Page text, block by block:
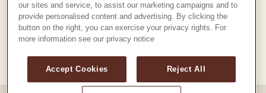
our sites and service, to assist our marketing campaigns and to
provide personalised content and advertising. By clicking the
button on the right, you can exercise your privacy rights. For
more information see our privacy notice
Accept Cookies Reject All